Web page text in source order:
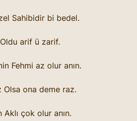
Sahibidir bi bedel.
arif ü zarif.
Fehmi az olur anın.
Olsa ona deme raz.
Aklı çok olur anın.